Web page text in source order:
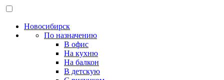
Новосибирск
По назначению
В офис
На кухню
На балкон
В детскую